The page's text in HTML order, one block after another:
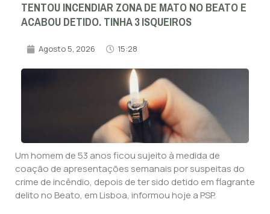
TENTOU INCENDIAR ZONA DE MATO NO BEATO E
ACABOU DETIDO. TINHA 3 ISQUEIROS
Agosto 5, 2026 15:28
Um homem de 53 anos ficou sujeito à medida de
coação de apresentações semanais por suspeitas do
crime de incêndio, depois de ter sido detido em flagrante
delito no Beato, em Lisboa, informou hoje a PSP.